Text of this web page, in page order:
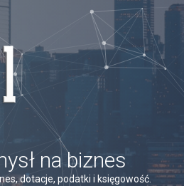
na biznes
dotacje, podatki i księgowość.